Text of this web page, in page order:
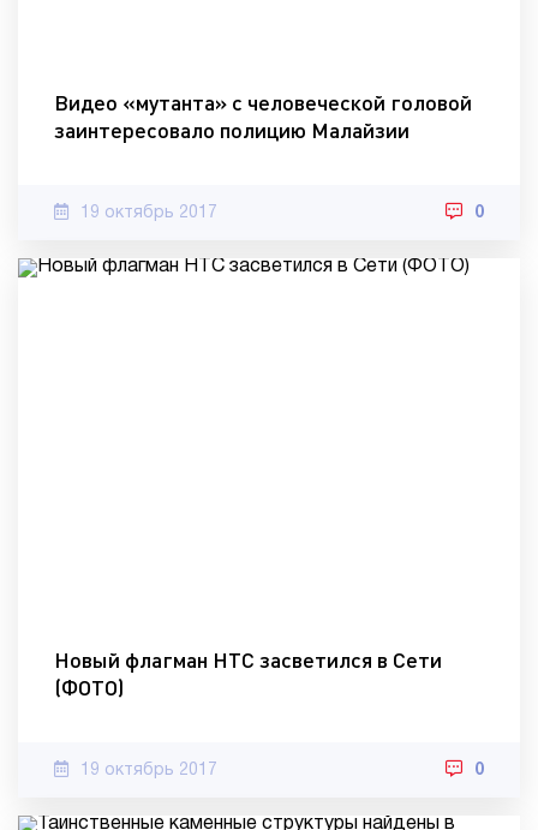
Видео «мутанта» с человеческой головой
заинтересовало полицию Малайзии
19 октябрь 2017 0
Новый флагман HTC засветился в Сети
(ФОТО)
19 октябрь 2017 0